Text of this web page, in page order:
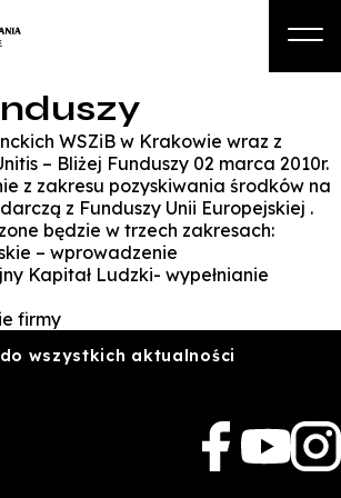
Studia
Studia podyplomowe i kursy
Biznes
WSZiB w Krakowie wraz z
– Bliżej Funduszy 02 marca 2010r.
z zakresu pozyskiwania środków na
z Funduszy Unii Europejskiej .
będzie w trzech zakresach:
– wprowadzenie
Kapitał Ludzki- wypełnianie
firmy
wszystkich aktualności